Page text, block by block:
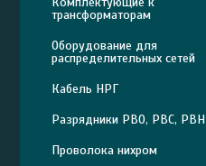
трансформаторам
Оборудование для
распределительных сетей
Кабель НРГ
Разрядники РВО, РВС, РВН
Проволока нихром